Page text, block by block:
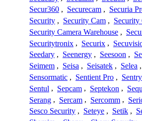
Secur360 , Securecam , Securia
Security , Security Cam , Security
Security Camera Warehouse ,
Securitytronix , Securix ,
Seedary , Seenergy , Seesoon ,
Seimem , Seisa , Seisatek , Selea ,
Sensormatic , Sentient Pro ,
Sentul , Sepcam , Septekon ,
Serang , Sercam , Sercomm ,
Sesco Security , Seteye , Setik ,